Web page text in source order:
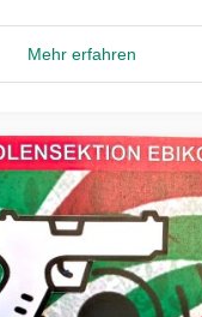
Mehr erfahren